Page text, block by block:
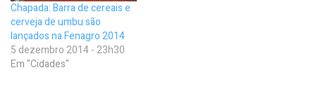
Chapada: Barra de cereais e
cerveja de umbu são
lançados na Fenagro 2014
5 dezembro 2014 - 23h30
Em "Cidades"